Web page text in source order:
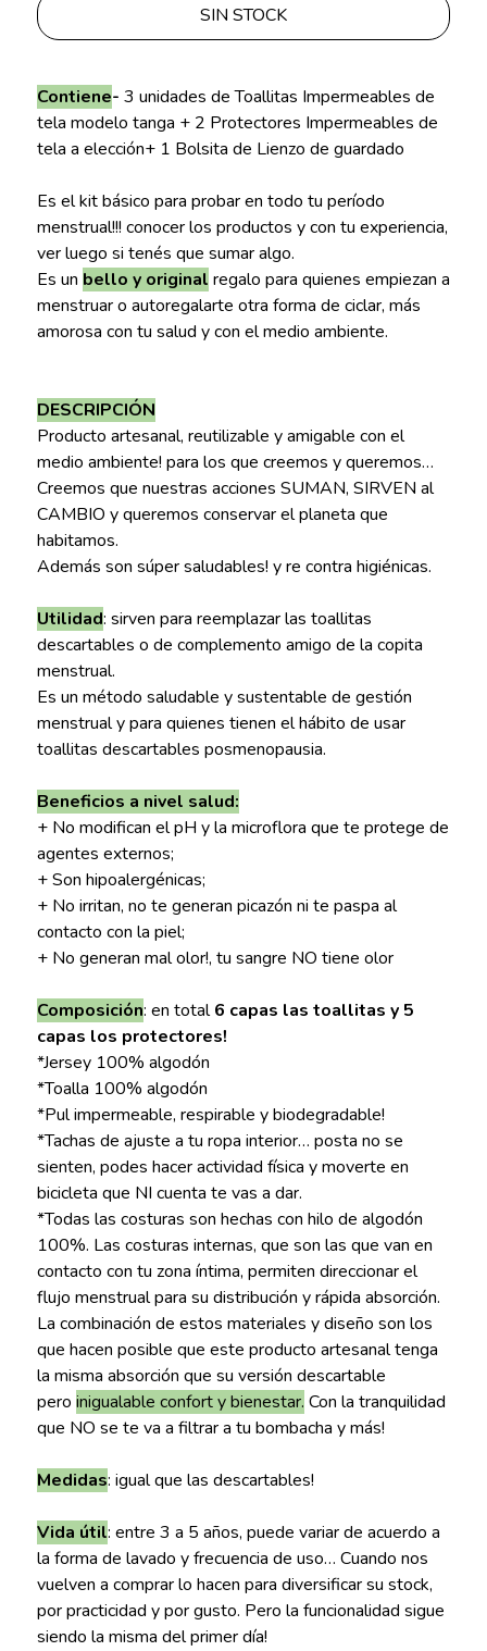
SIN STOCK
Contiene- 3 unidades de Toallitas Impermeables de
tela modelo tanga + 2 Protectores Impermeables de
tela a elección+ 1 Bolsita de Lienzo de guardado
Es el kit básico para probar en todo tu período
menstrual!!! conocer los productos y con tu experiencia,
ver luego si tenés que sumar algo.
Es un bello y original regalo para quienes empiezan a
menstruar o autoregalarte otra forma de ciclar, más
amorosa con tu salud y con el medio ambiente.
DESCRIPCIÓN
Producto artesanal, reutilizable y amigable con el
medio ambiente! para los que creemos y queremos…
Creemos que nuestras acciones SUMAN, SIRVEN al
CAMBIO y queremos conservar el planeta que
habitamos.
Además son súper saludables! y re contra higiénicas.
Utilidad: sirven para reemplazar las toallitas
descartables o de complemento amigo de la copita
menstrual.
Es un método saludable y sustentable de gestión
menstrual y para quienes tienen el hábito de usar
toallitas descartables posmenopausia.
Beneficios a nivel salud:
+ No modifican el pH y la microflora que te protege de
agentes externos;
+ Son hipoalergénicas;
+ No irritan, no te generan picazón ni te paspa al
contacto con la piel;
+ No generan mal olor!, tu sangre NO tiene olor
Composición: en total6 capas las toallitas y 5
capas los protectores!
*Jersey 100% algodón
*Toalla 100% algodón
*Pul impermeable, respirable y biodegradable!
*Tachas de ajuste a tu ropa interior… posta no se
sienten, podes hacer actividad física y moverte en
bicicleta que NI cuenta te vas a dar.
*Todas las costuras son hechas con hilo de algodón
100%. Las costuras internas, que son las que van en
contacto con tu zona íntima, permiten direccionar el
flujo menstrual para su distribución y rápida absorción.
La combinación de estos materiales y diseño son los
que hacen posible que este producto artesanal tenga
la misma absorción que su versión descartable
pero inigualable confort y bienestar. Con la tranquilidad
que NO se te va a filtrar a tu bombacha y más!
Medidas: igual que las descartables!
Vida útil: entre 3 a 5 años, puede variar de acuerdo a
la forma de lavado y frecuencia de uso… Cuando nos
vuelven a comprar lo hacen para diversificar su stock,
por practicidad y por gusto. Pero la funcionalidad sigue
siendo la misma del primer día!